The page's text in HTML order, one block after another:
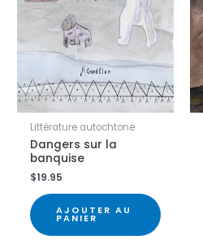
Littérature autochtone
Dangers sur la
banquise
$19.95
AJOUTER AU
PANIER